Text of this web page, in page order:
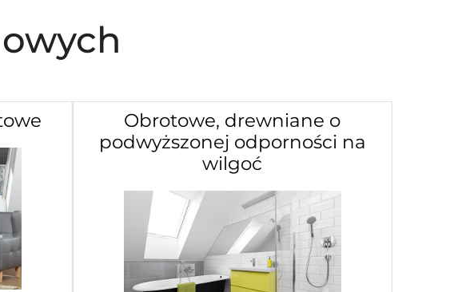
Obrotowe, drewniane o
podwyższonej odporności na
wilgoć